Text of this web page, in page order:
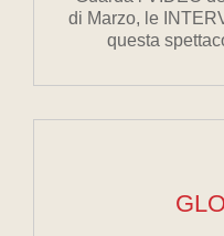
di Marzo, le
questa